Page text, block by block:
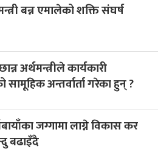
बन्न एमालेको शक्ति संघर्ष
अर्थमन्त्रीले कार्यकारी
अन्तर्वार्ता गरेका हुन् ?
जग्गामा लाग्ने विकास कर
बढाइँदै